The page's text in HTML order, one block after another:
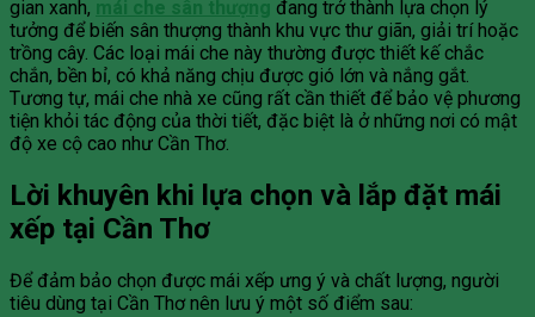
gian xanh, mái che sân thượng đang trở thành lựa chọn lý
tưởng để biến sân thượng thành khu vực thư giãn, giải trí hoặc
trồng cây. Các loại mái che này thường được thiết kế chắc
chắn, bền bỉ, có khả năng chịu được gió lớn và nắng gắt.
Tương tự, mái che nhà xe cũng rất cần thiết để bảo vệ phương
tiện khỏi tác động của thời tiết, đặc biệt là ở những nơi có mật
độ xe cộ cao như Cần Thơ.
Lời khuyên khi lựa chọn và lắp đặt mái
xếp tại Cần Thơ
Để đảm bảo chọn được mái xếp ưng ý và chất lượng, người
tiêu dùng tại Cần Thơ nên lưu ý một số điểm sau: